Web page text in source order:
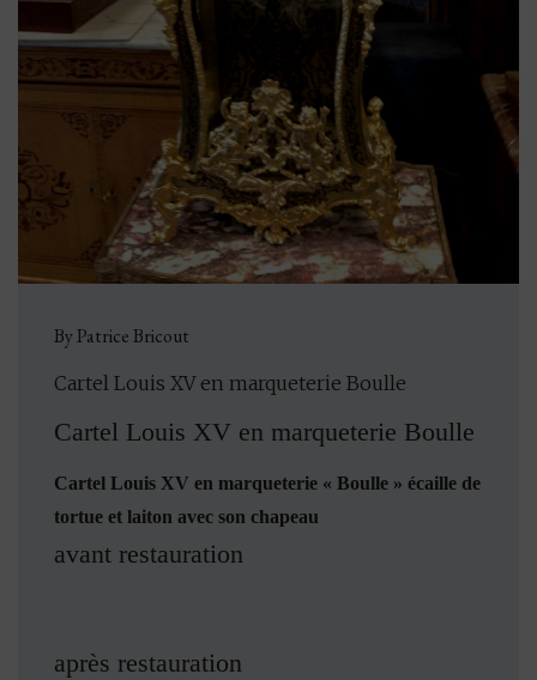
By Patrice Bricout
Cartel Louis XV en marqueterie Boulle
Cartel Louis XV en marqueterie Boulle
Cartel Louis XV en marqueterie « Boulle » écaille de
tortue et laiton avec son chapeau
avant restauration
après restauration